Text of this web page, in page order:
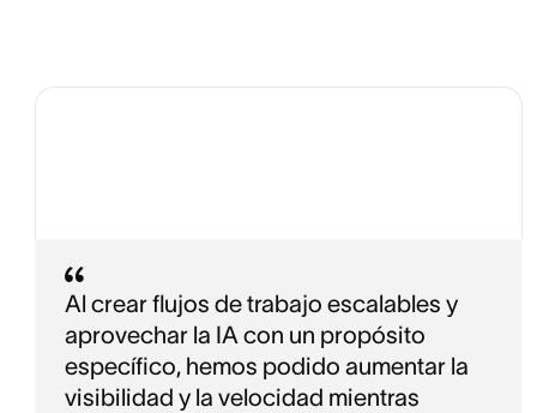
Al crear flujos de trabajo escalables y
aprovechar la IA con un propósito
específico, hemos podido aumentar la
visibilidad y la velocidad mientras